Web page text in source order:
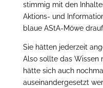
stimmig mit den
Aktions- und
blaue AStA-Möwe
Sie hätten jederzeit
Also sollte das Wissen
hätte sich auch
auseinandergesetzt